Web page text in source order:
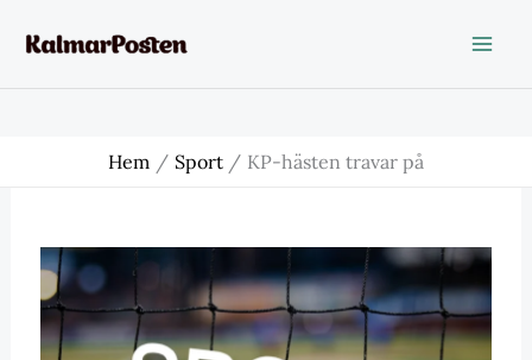
Hem Sport KP-hästen travar på